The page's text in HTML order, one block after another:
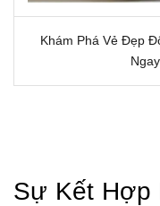
Khám Phá Vẻ Đẹp
Sự Kết Hợp